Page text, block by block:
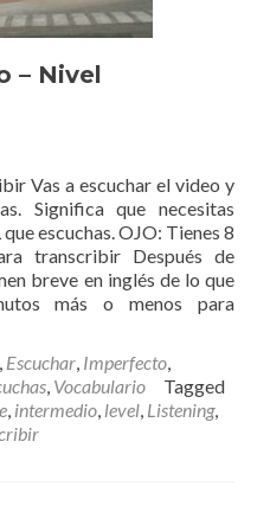
– Nivel
Vas a escuchar el video y
Significa que necesitas
escuchas. OJO: Tienes 8
transcribir Después de
breve en inglés de lo que
más o menos para
, Escuchar, Imperfecto,
, Vocabulario
Tagged
, intermedio, level, Listening,